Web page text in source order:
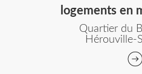
logements en
Quartier du
Hérouville-